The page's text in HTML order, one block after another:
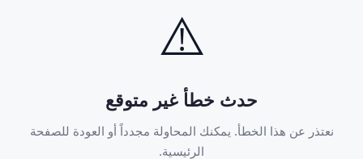
⚠️
حدث خطأ غير متوقع
نعتذر عن هذا الخطأ. يمكنك المحاولة مجدداً أو العودة للصفحة
الرئيسية.